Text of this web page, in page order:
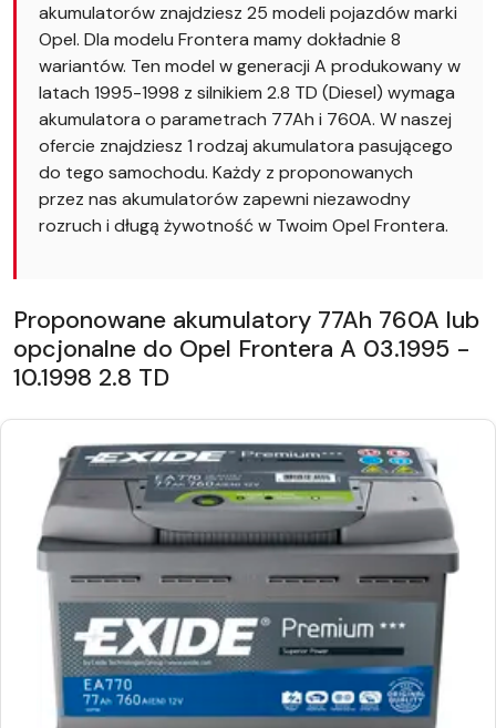
akumulatorów znajdziesz 25 modeli pojazdów marki
Opel. Dla modelu Frontera mamy dokładnie 8
wariantów. Ten model w generacji A produkowany w
latach 1995-1998 z silnikiem 2.8 TD (Diesel) wymaga
akumulatora o parametrach 77Ah i 760A. W naszej
ofercie znajdziesz 1 rodzaj akumulatora pasującego
do tego samochodu. Każdy z proponowanych
przez nas akumulatorów zapewni niezawodny
rozruch i długą żywotność w Twoim Opel Frontera.
Proponowane akumulatory 77Ah 760A lub
opcjonalne do Opel Frontera A 03.1995 -
10.1998 2.8 TD